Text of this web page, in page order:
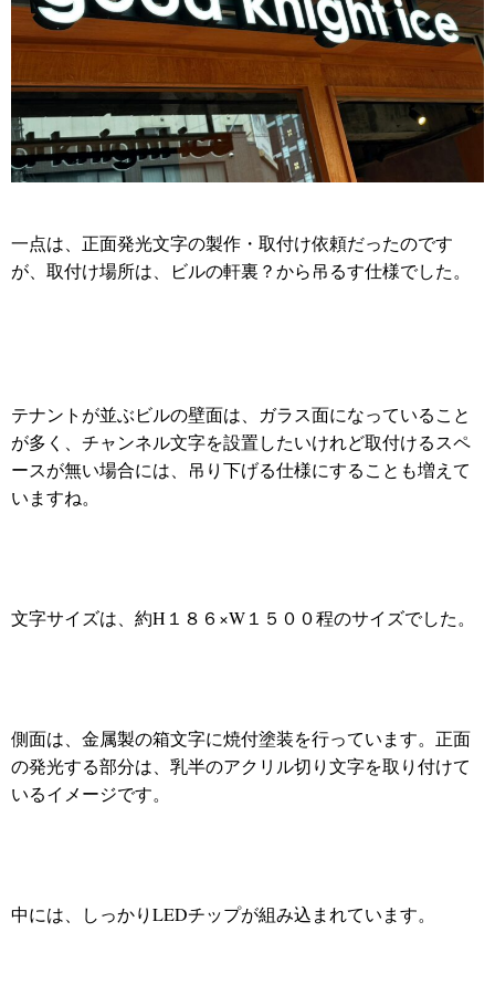
一点は、正面発光文字の製作・取付け依頼だったのです
が、取付け場所は、ビルの軒裏？から吊るす仕様でした。
テナントが並ぶビルの壁面は、ガラス面になっていること
が多く、チャンネル文字を設置したいけれど取付けるスペ
ースが無い場合には、吊り下げる仕様にすることも増えて
いますね。
文字サイズは、約H１８６×W１５００程のサイズでした。
側面は、金属製の箱文字に焼付塗装を行っています。正面
の発光する部分は、乳半のアクリル切り文字を取り付けて
いるイメージです。
中には、しっかりLEDチップが組み込まれています。